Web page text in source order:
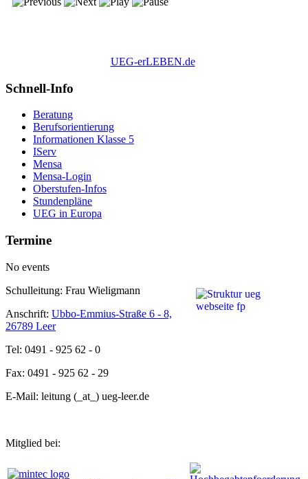
UEG-erLEBEN.de
Schnell-Info
Beratung
Berufsorientierung
Informationen Klasse 5
IServ
Mensa
Mensa-Login
Oberstufen-Infos
Stundenpläne
UEG in Europa
Termine
No events
Schulleitung: Frau Wieligmann
Anschrift: Ubbo-Emmius-Straße 6 - 8,
26789 Leer
Tel: 0491 - 925 62 - 0
Fax: 0491 - 925 62 - 29
E-Mail: leitung (_at_) ueg-leer.de
Mitglied bei: